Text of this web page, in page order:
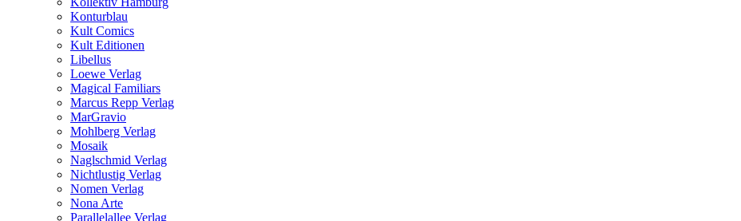
Konturblau
Kult Comics
Kult Editionen
Libellus
Loewe Verlag
Magical Familiars
Marcus Repp Verlag
MarGravio
Mohlberg Verlag
Mosaik
Naglschmid Verlag
Nichtlustig Verlag
Nomen Verlag
Nona Arte
Parallelallee Verlag